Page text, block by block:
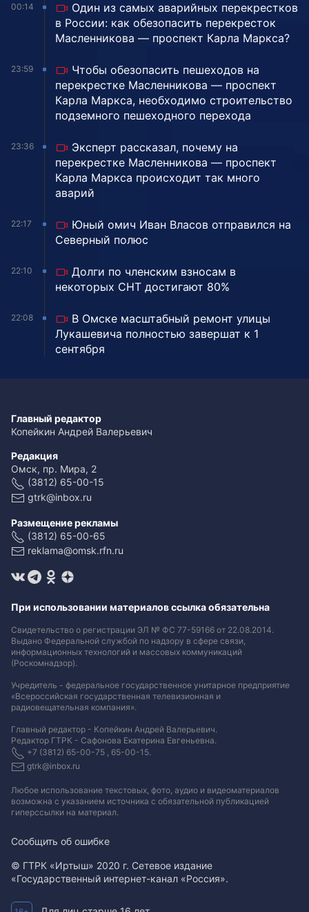
00:14
Один из самых аварийных перекрестков
в России: как обезопасить перекресток
Масленникова — проспект Карла Маркса?
23:59
Чтобы обезопасить пешеходов на
перекрестке Масленникова — проспект
Карла Маркса, необходимо строительство
подземного пешеходного перехода
23:36
Эксперт рассказал, почему на
перекрестке Масленникова — проспект
Карла Маркса происходит так много
аварий
22:17
Юный омич Иван Власов отправился на
Северный полюс
22:10
Долги по членским взносам в
некоторых СНТ достигают 80%
22:08
В Омске масштабный ремонт улицы
Лукашевича полностью завершат к 1
сентября
Главный редактор
Копейкин Андрей Валерьевич
Редакция
Омск, пр. Мира, 2
(3812) 65-00-15
gtrk@inbox.ru
Размещение рекламы
(3812) 65-00-65
reklama@omsk.rfn.ru
При использовании материалов ссылка обязательна
Свидетельство о регистрации ЭЛ № ФС 77-59166 от 22.08.2014.
Выдано Федеральной службой по надзору в сфере связи,
информационных технологий и массовых коммуникаций
(Роскомнадзор).
Учредитель - федеральное государственное унитарное предприятие
«Всероссийская государственная телевизионная и
радиовещательная компания».
Главный редактор - Копейкин Андрей Валерьевич.
Редактор ГТРК - Сафонова Екатерина Евгеньевна.
+7 (3812) 65-00-75 , 65-00-15.
gtrk@inbox.ru
Любое использование текстовых, фото, аудио и видеоматериалов
возможна с указанием источника с обязательной публикацией
гиперссылки на материал.
Сообщить об ошибке
© ГТРК «Иртыш» 2020 г. Сетевое издание
«Государственный интернет-канал «Россия».